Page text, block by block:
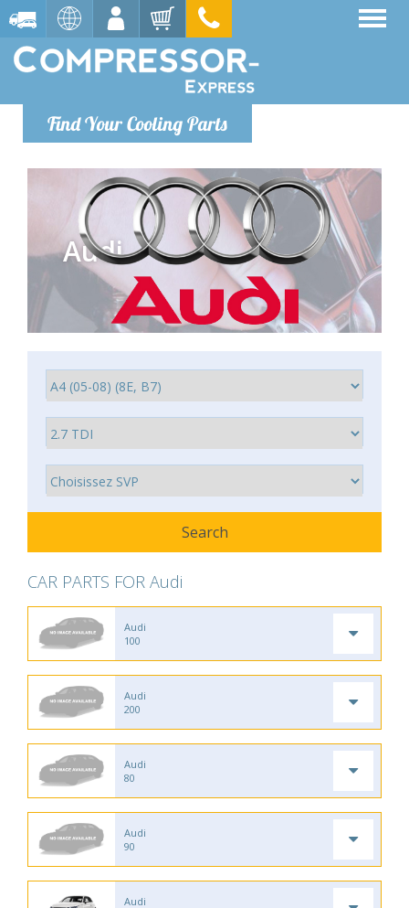
Find Your Cooling Parts
Audi
CAR PARTS FOR Audi
Audi
100
Audi
200
Audi
80
Audi
90
Audi